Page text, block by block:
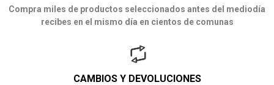
Compra miles de productos seleccionados antes del mediodía
recibes en el mismo día en cientos de comunas
CAMBIOS Y DEVOLUCIONES